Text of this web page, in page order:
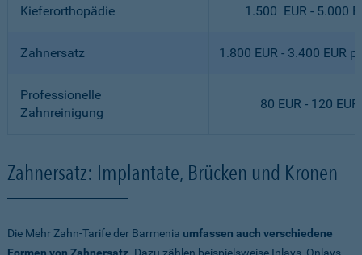
Kieferorthopädie 1.500 EUR - 5.000
Zahnersatz 1.800 EUR - 3.400 EUR
Professionelle
Zahnreinigung
80 EUR - 120 EUR
Zahnersatz: Implantate, Brücken und Kronen
Die Mehr Zahn-Tarife der Barmenia umfassen auch verschiedene